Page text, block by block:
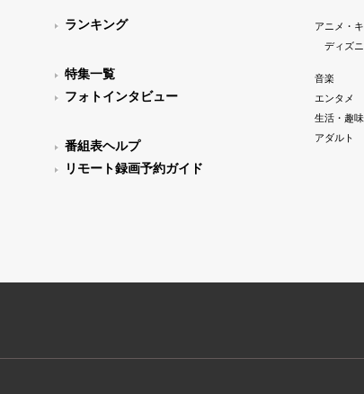
ランキング
特集一覧
フォトインタビュー
番組表ヘルプ
リモート録画予約ガイド
アニメ・
ディズ
音楽
エンタメ
生活・趣
アダルト